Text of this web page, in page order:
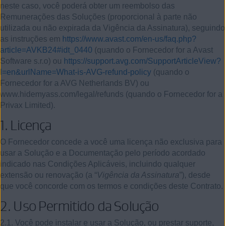
neste caso, você poderá obter um reembolso das
Remunerações das Soluções (proporcional à parte não
utilizada ou não expirada da Vigência da Assinatura), seguindo
as instruções em https://www.avast.com/en-us/faq.php?
article=‌AVKB24#idt_0440 (quando o Fornecedor for a Avast
Software s.r.o) ou https://support.avg.com/SupportArticleView?
l‌=en&urlName=What-is-AVG-refund-policy (quando o
Fornecedor for a AVG Netherlands BV) ou
www.hidemyass.com/legal/refunds (quando o Fornecedor for a
Privax Limited).
1. Licença
O Fornecedor concede a você uma licença não exclusiva para
usar a Solução e a Documentação pelo período acordado
indicado nas Condições Aplicáveis, incluindo qualquer
extensão ou renovação (a “Vigência da Assinatura”), desde
que você concorde com os termos e condições deste Contrato.
2. Uso Permitido da Solução
2.1. Você pode instalar e usar a Solução, ou prestar suporte,